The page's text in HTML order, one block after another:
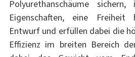
Polyurethanschäume
Eigenschaften, eine Freiheit
Entwurf und erfüllen dabei die
Effizienz im breiten Bereich